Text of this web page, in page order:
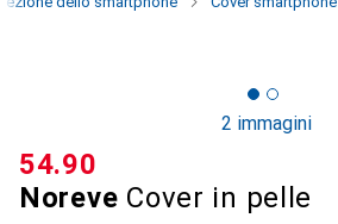
2 immagini
Noreve Cover in pelle
CHF
54.90